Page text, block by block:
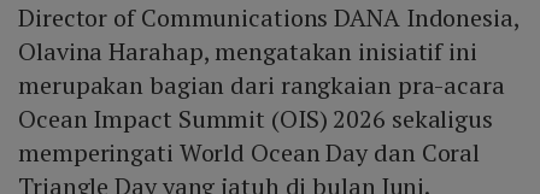
Director of Communications DANA Indonesia,
Olavina Harahap, mengatakan inisiatif ini
merupakan bagian dari rangkaian pra-acara
Ocean Impact Summit (OIS) 2026 sekaligus
memperingati World Ocean Day dan Coral
Triangle Day yang jatuh di bulan Juni.